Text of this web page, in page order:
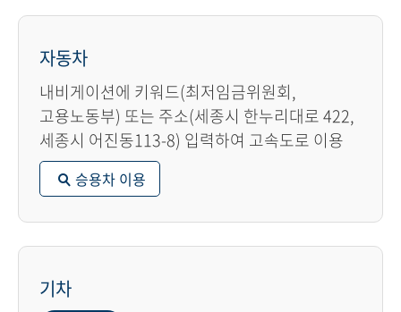
자동차
내비게이션에 키워드(최저임금위원회,
고용노동부) 또는 주소(세종시 한누리대로 422,
세종시 어진동113-8) 입력하여 고속도로 이용
승용차 이용
기차